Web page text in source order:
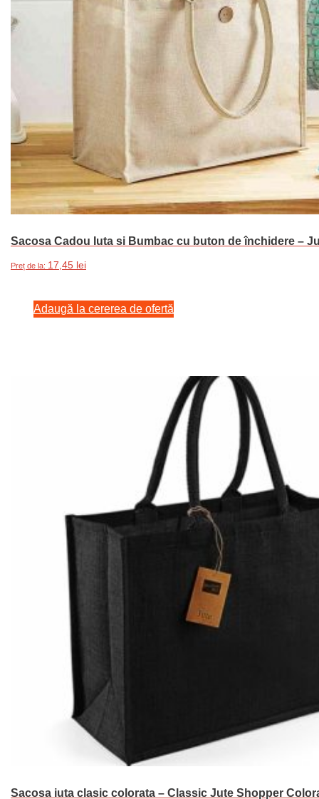
Sacosa Cadou Iuta si Bumbac cu buton de închidere –
Preț de la: 17,45 lei
Adaugă la cererea de ofertă
Sacosa iuta clasic colorata – Classic Jute Shopper